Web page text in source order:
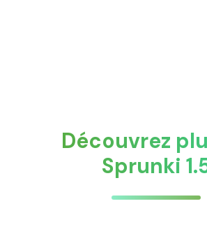
Découvrez
Sprunki